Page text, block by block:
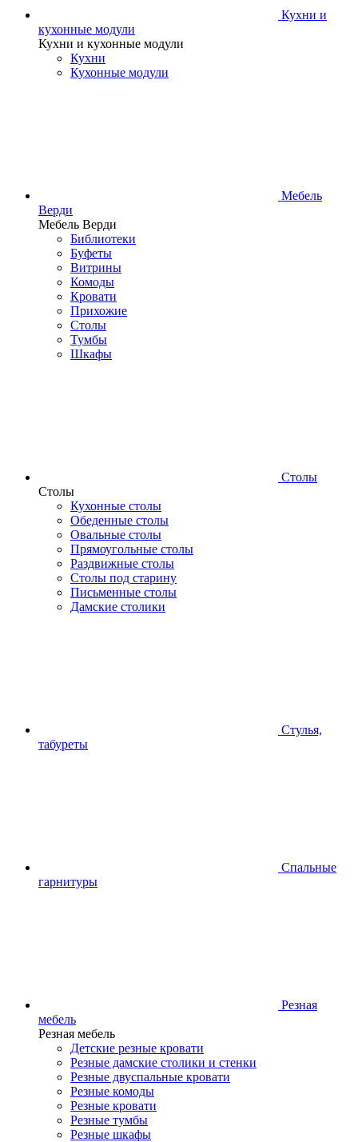
Кухни и
кухонные модули
Кухни и кухонные модули
Кухни
Кухонные модули
Мебель
Верди
Мебель Верди
Библиотеки
Буфеты
Витрины
Комоды
Кровати
Прихожие
Столы
Тумбы
Шкафы
Столы
Столы
Кухонные столы
Обеденные столы
Овальные столы
Прямоугольные столы
Раздвижные столы
Столы под старину
Письменные столы
Дамские столики
Стулья,
табуреты
Спальные
гарнитуры
Резная
мебель
Резная мебель
Детские резные кровати
Резные дамские столики и стенки
Резные двуспальные кровати
Резные комоды
Резные кровати
Резные тумбы
Резные шкафы